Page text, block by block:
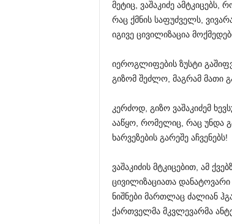
მეტიც, ვაშაკიძე ამტკიცებს,
რაც ქმნის საფუძველს,
იგივე ცივილიზაცია
იეროგლიფების ზუსტი
გიზომ შეძლო, მაგრამ მათი
კერძოდ, გიზო ვაშაკიძემ
ააწყო, რომელიც, რაც უნდა
ხარვეზების გარეშე აჩვენებს!
ვაშაკიძის მტკიცებით, ამ
ცივილიზაციათა
ნიშნები მართლაც ძალიან
ქართველმა მკვლევარმა